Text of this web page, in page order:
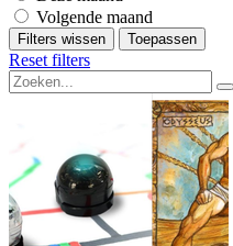
Volgende maand
Filters wissen Toepassen
Reset filters